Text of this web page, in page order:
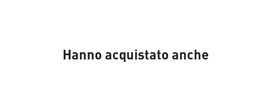
Hanno acquistato anche